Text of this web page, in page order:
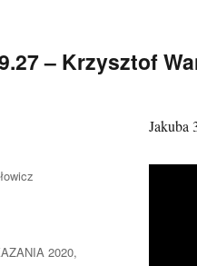
– Krzysztof
Jakuba
2020,